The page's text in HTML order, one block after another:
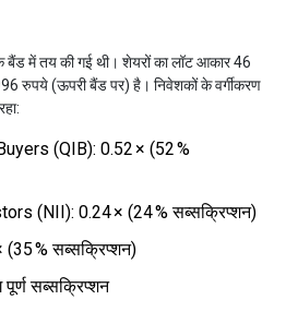
में तय की गई थी। शेयरों का लॉट आकार 46
रुपये (ऊपरी बैंड पर) है। निवेशकों के वर्गीकरण
(QIB): 0.52 × (52 %
(NII): 0.24 × (24 % सब्सक्रिप्शन)
% सब्सक्रिप्शन)
सब्सक्रिप्शन